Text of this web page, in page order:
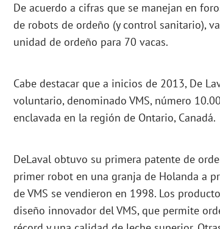
De acuerdo a cifras que se manejan en
de robots de ordeño (y control sanitario),
unidad de ordeño para 70 vacas.
Cabe destacar que a inicios de 2013, De
voluntario, denominado VMS, número
enclavada en la región de Ontario, Canadá.
DeLaval obtuvo su primera patente de
primer robot en una granja de Holanda a
de VMS se vendieron en 1998. Los
diseño innovador del VMS, que permite